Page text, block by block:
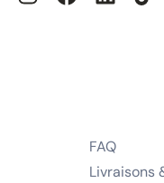
FAQ
Livraisons